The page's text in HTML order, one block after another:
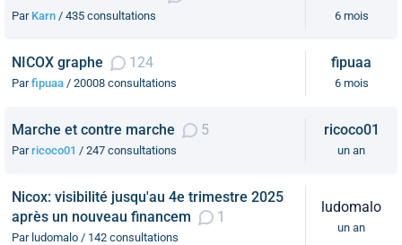
Par Karn / 435 consultations 6 mois
NICOX graphe 124
Parfipuaa / 20008 consultations
fipuaa
6 mois
Marche et contre marche 5
Parricoco01 / 247 consultations
ricoco01
un an
Nicox: visibilité jusqu'au 4e trimestre 2025
après un nouveau financem
1
Par ludomalo / 142 consultations
ludomalo
un an